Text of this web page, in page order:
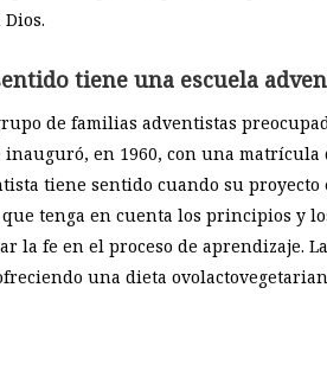
tiene una escuela
de familias adventistas
en 1960, con una matrícula
tiene sentido cuando su
tenga en cuenta los principios y
fe en el proceso de aprendizaje.
una dieta